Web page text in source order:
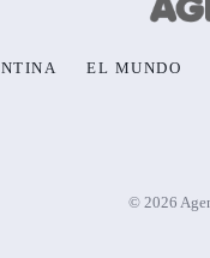
EL MUNDO
© 2026